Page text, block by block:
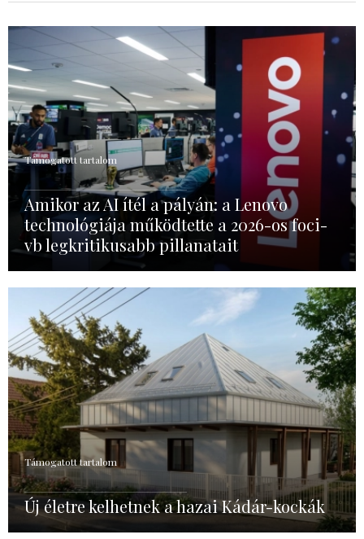
Támogatott tartalom
Amikor az AI ítél a pályán: a Lenovo
technológiája működtette a 2026-os foci-
vb legkritikusabb pillanatait
Támogatott tartalom
Új életre kelhetnek a hazai Kádár-kockák